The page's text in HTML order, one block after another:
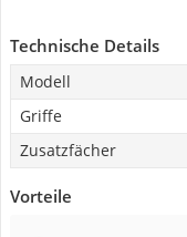
Technische Details
Modell
Griffe
Zusatzfächer
Vorteile